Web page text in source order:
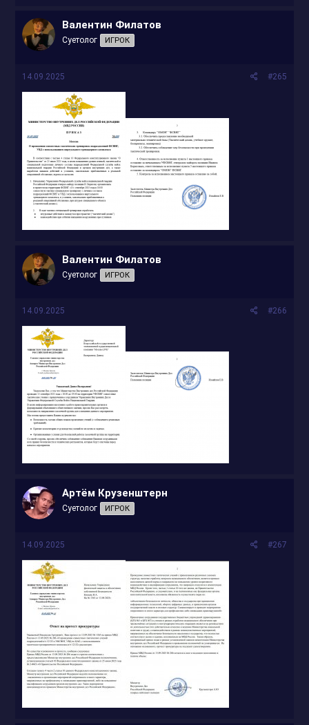
Валентин Филатов
Суетолог ИГРОК
14.09.2025 #265
Валентин Филатов
Суетолог ИГРОК
14.09.2025 #266
Артём Крузенштерн
Суетолог ИГРОК
14.09.2025 #267